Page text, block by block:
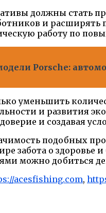
должны стать
и
работу по
Porsche:
уменьшить
и развития
и создавая
подобных
забота о здоровье
можно добиться
acesfishing.com,